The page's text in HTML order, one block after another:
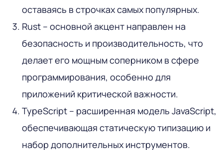
оставаясь в строчках самых популярных.
Rust – основной акцент направлен на
безопасность и производительность, что
делает его мощным соперником в сфере
программирования, особенно для
приложений критической важности.
TypeScript – расширенная модель JavaScript,
обеспечивающая статическую типизацию и
набор дополнительных инструментов.